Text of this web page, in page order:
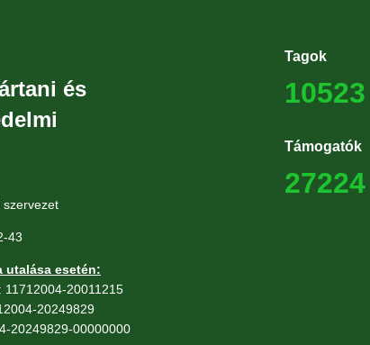
és
szervezet
43
utalása esetén:
11712004-20011215
20249829
20249829-00000000
Tagok
10523
Támogatók
27224